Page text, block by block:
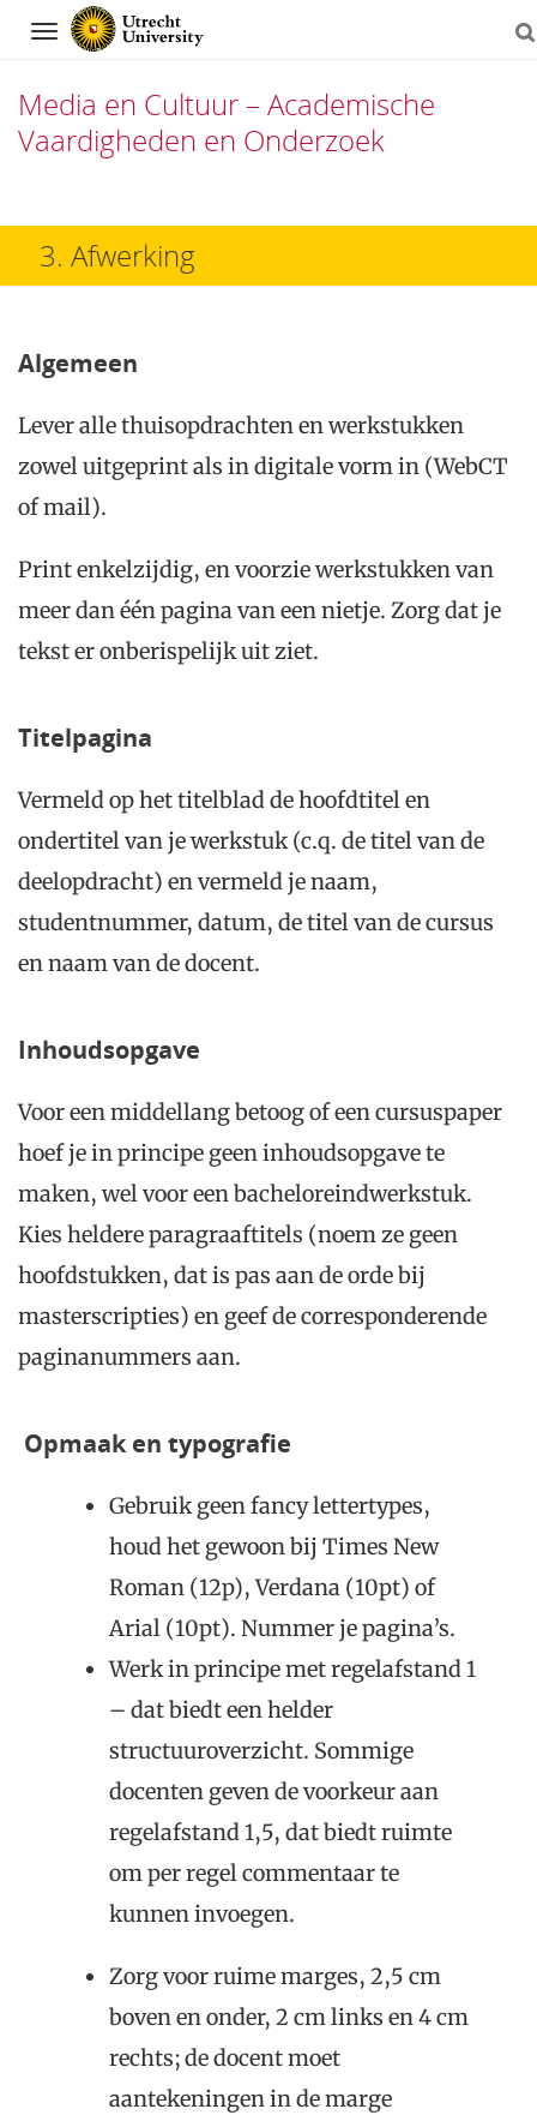
Navigation
Media en Cultuur – Academische
Vaardigheden en Onderzoek
content
3. Afwerking
Algemeen
Lever alle thuisopdrachten en werkstukken
zowel uitgeprint als in digitale vorm in (WebCT
of mail).
Print enkelzijdig, en voorzie werkstukken van
meer dan één pagina van een nietje. Zorg dat je
tekst er onberispelijk uit ziet.
Titelpagina
Vermeld op het titelblad de hoofdtitel en
ondertitel van je werkstuk (c.q. de titel van de
deelopdracht) en vermeld je naam,
studentnummer, datum, de titel van de cursus
en naam van de docent.
Inhoudsopgave
Voor een middellang betoog of een cursuspaper
hoef je in principe geen inhoudsopgave te
maken, wel voor een bacheloreindwerkstuk.
Kies heldere paragraaftitels (noem ze geen
hoofdstukken, dat is pas aan de orde bij
masterscripties) en geef de corresponderende
paginanummers aan.
Opmaak en typografie
Gebruik geen fancy lettertypes,
houd het gewoon bij Times New
Roman (12p), Verdana (10pt) of
Arial (10pt). Nummer je pagina’s.
Werk in principe met regelafstand 1
– dat biedt een helder
structuuroverzicht. Sommige
docenten geven de voorkeur aan
regelafstand 1,5, dat biedt ruimte
om per regel commentaar te
kunnen invoegen.
Zorg voor ruime marges, 2,5 cm
boven en onder, 2 cm links en 4 cm
rechts; de docent moet
aantekeningen in de marge